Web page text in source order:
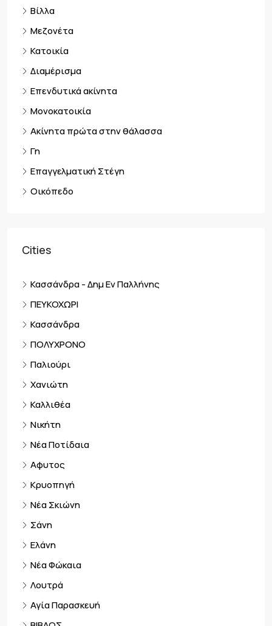
Βίλλα
Μεζονέτα
Κατοικία
Διαμέρισμα
Επενδυτικά ακίνητα
Μονοκατοικία
Ακίνητα πρώτα στην θάλασσα
Γη
Επαγγελματική Στέγη
Οικόπεδο
Cities
Κασσάνδρα - Δημ Εν Παλλήνης
ΠΕΥΚΟΧΩΡΙ
Κασσάνδρα
ΠΟΛΥΧΡΟΝΟ
Παλιούρι
Χανιώτη
Καλλιθέα
Νικήτη
Νέα Ποτίδαια
Αφυτος
Κρυοπηγή
Νέα Σκιώνη
Σάνη
Ελάνη
Νέα Φώκαια
Λουτρά
Αγία Παρασκευή